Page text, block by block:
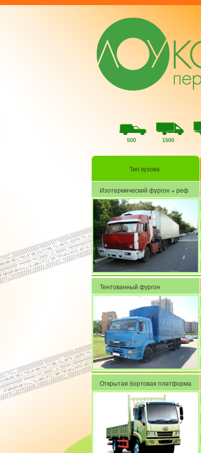
500 1500
Тип кузова
Изотермический фургон + реф
Тентованный фургон
Открытая бортовая платформа